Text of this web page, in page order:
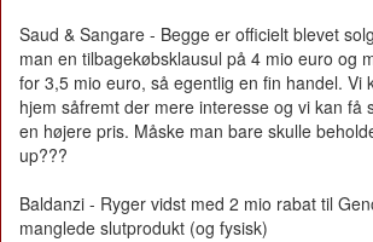
Saud & Sangare - Begge er officielt blevet
man en tilbagekøbsklausul på 4 mio euro og
for 3,5 mio euro, så egentlig en fin handel. Vi
hjem såfremt der mere interesse og vi kan få
en højere pris. Måske man bare skulle
up???
Baldanzi - Ryger vidst med 2 mio rabat til
manglede slutprodukt (og fysisk)